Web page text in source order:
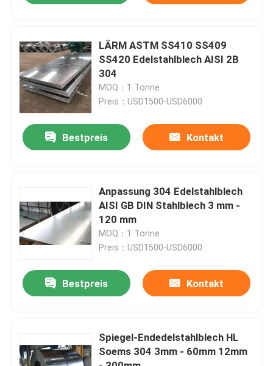
Über uns
Kontakte
Produkte
Edelstahlblech-Metall
Metallrohr aus Edelstahl
Edelstahlblech-Spule
Edelstahlblechplatte
LÄRM ASTM SS410 SS409
SS420 Edelstahlblech AISI 2B
304
MOQ：1 Tonne
Preis：USD1500-USD6000
Bestpreis Kontakt
Anpassung 304 Edelstahlblech
AISI GB DIN Stahlblech 3 mm -
120 mm
MOQ：1 Tonne
Preis：USD1500-USD6000
Bestpreis Kontakt
Spiegel-Endedelstahlblech HL
Soems 304 3mm - 60mm 12mm